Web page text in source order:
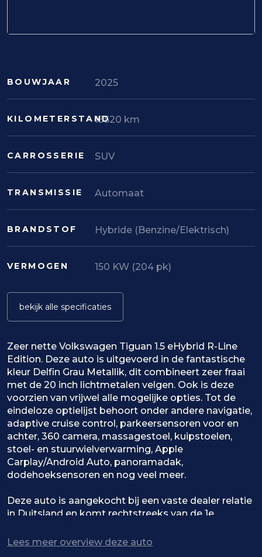
BOUWJAAR 2025
KILOMETERSTAND13520 km
CARROSSERIE SUV
TRANSMISSIE Automaat
BRANDSTOF Hybride (Benzine/Elektrisch)
VERMOGEN 150 KW (204 pk)
bekijk alle specificaties
Zeer nette Volkswagen Tiguan 1.5 eHybrid R-Line
Edition. Deze auto is uitgevoerd in de fantastische
kleur Delfin Grau Metallik, dit combineert zeer fraai
met de 20 inch lichtmetalen velgen. Ook is deze
voorzien van vrijwel alle mogelijke opties. Tot de
eindeloze optielijst behoort onder andere navigatie,
adaptive cruise control, parkeersensoren voor en
achter, 360 camera, massagestoel, kuipstoelen,
stoel- en stuurwielverwarming, Apple
Carplay/Android Auto, panoramadak,
dodehoeksensoren en nog veel meer.
Deze auto is aangekocht bij een vaste dealer relatie
in Duitsland en komt rechtstreeks van de 1e
als technisch in perfecte staat. Alle documentatie is
Lees meer overview deze auto